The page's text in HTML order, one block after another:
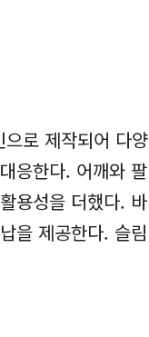
로 제작되어 다양
응한다. 어깨와 팔
용성을 더했다. 바
을 제공한다. 슬림